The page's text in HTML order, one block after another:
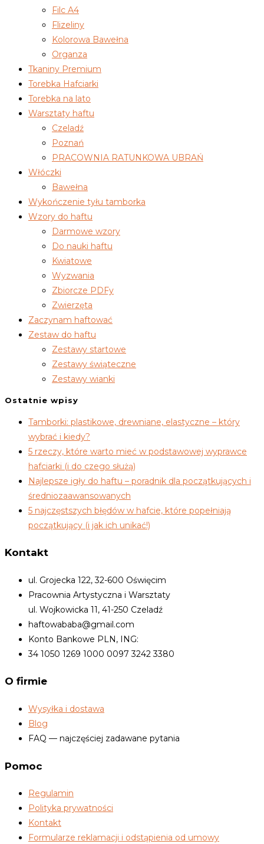
Filc A4
Flizeliny
Kolorowa Bawełna
Organza
Tkaniny Premium
Torebka Hafciarki
Torebka na lato
Warsztaty haftu
Czeladź
Poznań
PRACOWNIA RATUNKOWA UBRAŃ
Włóczki
Bawełna
Wykończenie tyłu tamborka
Wzory do haftu
Darmowe wzory
Do nauki haftu
Kwiatowe
Wyzwania
Zbiorcze PDFy
Zwierzęta
Zaczynam haftować
Zestaw do haftu
Zestawy startowe
Zestawy świąteczne
Zestawy wianki
Ostatnie wpisy
Tamborki: plastikowe, drewniane, elastyczne – który
wybrać i kiedy?
5 rzeczy, które warto mieć w podstawowej wyprawce
hafciarki (i do czego służą)
Najlepsze igły do haftu – poradnik dla początkujących i
średniozaawansowanych
5 najczęstszych błędów w hafcie, które popełniają
początkujący (i jak ich unikać!)
Kontakt
ul. Grojecka 122, 32-600 Oświęcim
Pracownia Artystyczna i Warsztaty
ul. Wojkowicka 11, 41-250 Czeladź
haftowababa@gmail.com
Konto Bankowe PLN, ING:
34 1050 1269 1000 0097 3242 3380
O firmie
Wysyłka i dostawa
Blog
FAQ — najczęściej zadawane pytania
Pomoc
Regulamin
Polityka prywatności
Kontakt
Formularze reklamacji i odstąpienia od umowy